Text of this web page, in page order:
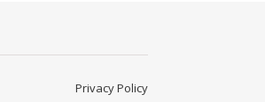
Privacy Policy